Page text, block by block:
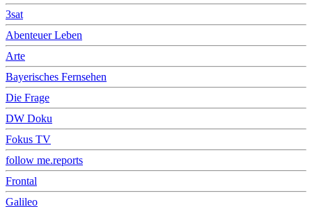
3sat
Abenteuer Leben
Arte
Bayerisches Fernsehen
Die Frage
DW Doku
Fokus TV
follow me.reports
Frontal
Galileo